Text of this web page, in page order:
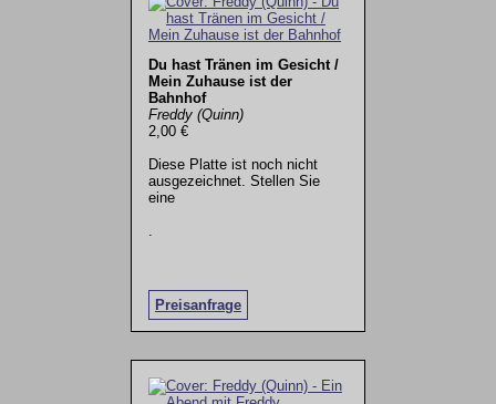
Du hast Tränen im Gesicht /
Mein Zuhause ist der
Bahnhof
Freddy (Quinn)
2,00 €
Diese Platte ist noch nicht
ausgezeichnet. Stellen Sie
eine
Preisanfrage
.